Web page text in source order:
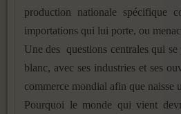
production nationale spécifique
importations qui lui porte, ou
Une des questions centrales qui
blanc, avec ses industries et ses
commerce mondial afin que naisse
Pourquoi le monde qui vient